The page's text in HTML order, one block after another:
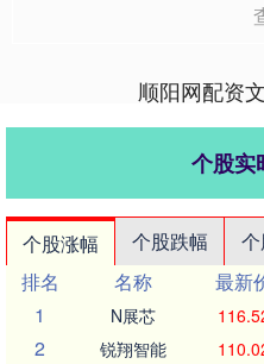
顺阳网配资
个股实
个股涨幅 个股跌幅
排名
名称 最新
1
N展芯
2 锐翔智能